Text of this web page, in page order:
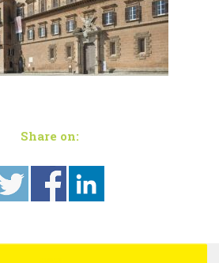
Share on: